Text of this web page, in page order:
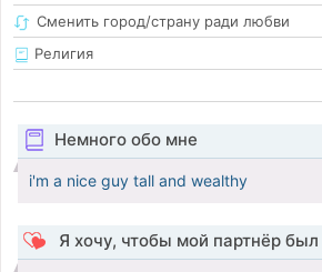
Сменить город/страну ради любви
Религия
Немного обо мне
i'm a nice guy tall and wealthy
Я хочу, чтобы мой партнёр был